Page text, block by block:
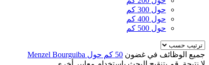
حول 300 كم
حول 400 كم
حول 500 كم
جميع الوظائف في غضون 50 كم حول Menzel Bourguiba